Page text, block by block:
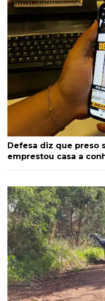
Defesa diz que preso
emprestou casa a